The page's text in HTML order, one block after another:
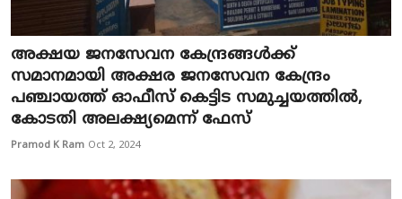
അക്ഷയ ജനസേവന കേന്ദ്രങ്ങൾക്ക്
സമാനമായി അക്ഷര ജനസേവന കേന്ദ്രം
പഞ്ചായത്ത് ഓഫീസ് കെട്ടിട സമുച്ചയത്തിൽ,
കോടതി അലക്ഷ്യമെന്ന് ഫേസ്
Pramod K Ram Oct 2, 2024